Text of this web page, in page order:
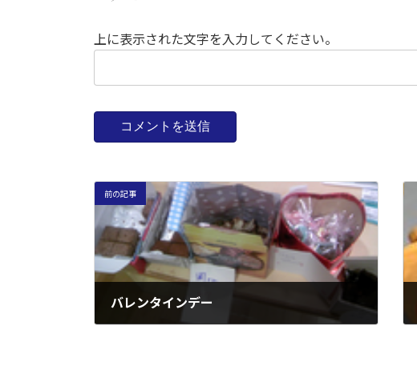
上に表示された文字を入力してください。
前の記事
バレンタインデー